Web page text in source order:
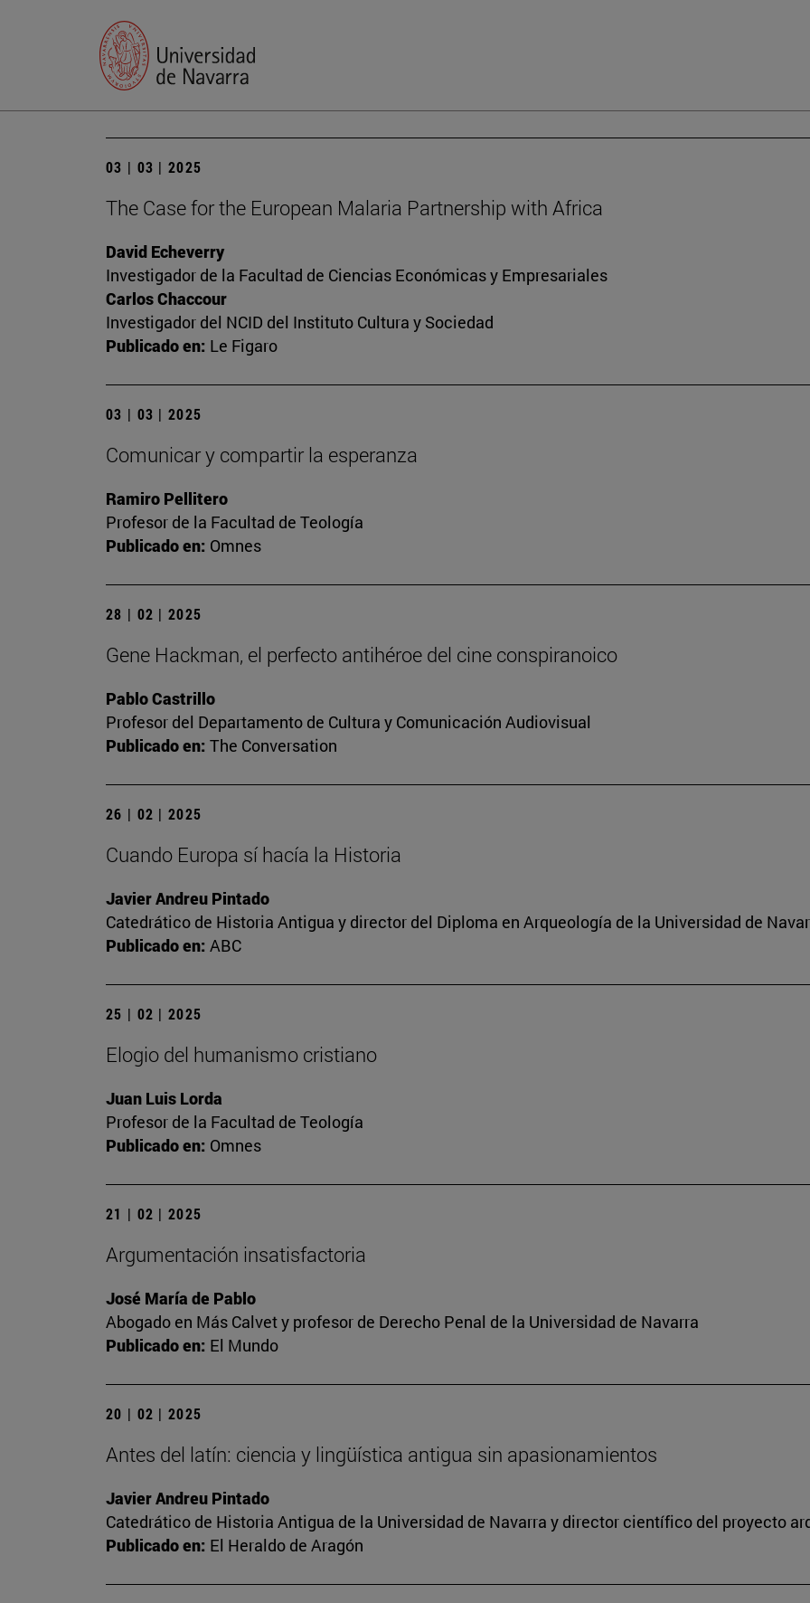
03 | 03 | 2025
The Case for the European Malaria Partnership with Africa
David Echeverry
Investigador de la Facultad de Ciencias Económicas y Empresariales
Carlos Chaccour
Investigador del NCID del Instituto Cultura y Sociedad
Publicado en: Le Figaro
03 | 03 | 2025
Comunicar y compartir la esperanza
Ramiro Pellitero
Profesor de la Facultad de Teología
Publicado en: Omnes
28 | 02 | 2025
Gene Hackman, el perfecto antihéroe del cine conspiranoico
Pablo Castrillo
Profesor del Departamento de Cultura y Comunicación Audiovisual
Publicado en: The Conversation
26 | 02 | 2025
Cuando Europa sí hacía la Historia
Javier Andreu Pintado
Catedrático de Historia Antigua y director del Diploma en Arqueología de la Universidad de
Publicado en: ABC
25 | 02 | 2025
Elogio del humanismo cristiano
Juan Luis Lorda
Profesor de la Facultad de Teología
Publicado en: Omnes
21 | 02 | 2025
Argumentación insatisfactoria
José María de Pablo
Abogado en Más Calvet y profesor de Derecho Penal de la Universidad de Navarra
Publicado en: El Mundo
20 | 02 | 2025
Antes del latín: ciencia y lingüística antigua sin apasionamientos
Javier Andreu Pintado
Catedrático de Historia Antigua de la Universidad de Navarra y director científico del proyecto
Publicado en: El Heraldo de Aragón